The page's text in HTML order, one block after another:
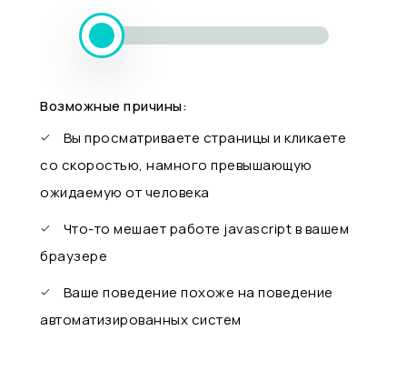
Возможные причины:
Вы просматриваете страницы и кликаете
со скоростью, намного превышающую
ожидаемую от человека
Что-то мешает работе javascript в вашем
браузере
Ваше поведение похоже на поведение
автоматизированных систем